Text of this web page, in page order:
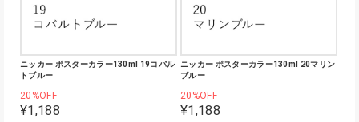
ニッカー ポスターカラー130ml 19コバル
トブルー
20%OFF
¥1,188
ニッカー ポスターカラー130ml 20マリン
ブルー
20%OFF
¥1,188